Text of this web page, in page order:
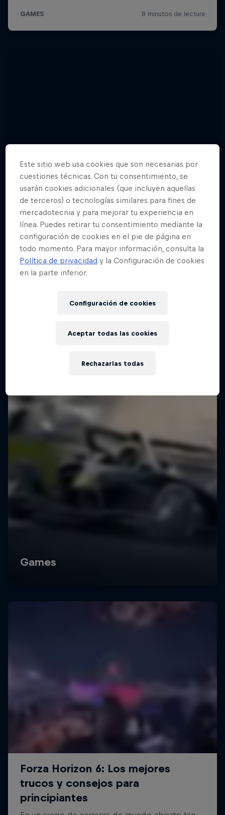
Correcaminos, Can You Make It
Este sitio web usa cookies que son necesarias por
cuestiones técnicas. Con tu consentimiento, se
usarán cookies adicionales (que incluyen aquellas
de terceros) o tecnologías similares para fines de
mercadotecnia y para mejorar tu experiencia en
línea. Puedes retirar tu consentimiento mediante la
configuración de cookies en el pie de página en
todo momento. Para mayor información, consulta la
Política de privacidad y la Configuración de cookies
en la parte inferior.
Configuración de cookies
Rechazarlas todas
Aceptar todas las cookies